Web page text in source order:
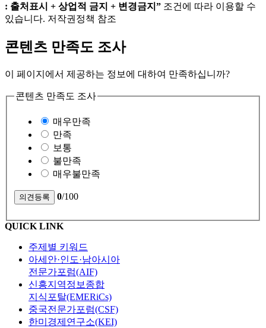
: 출처표시 + 상업적 금지 + 변경금지” 조건에 따라 이용할 수
있습니다. 저작권정책 참조
콘텐츠 만족도 조사
이 페이지에서 제공하는 정보에 대하여 만족하십니까?
콘텐츠 만족도 조사
매우만족
만족
보통
불만족
매우불만족
0/100
QUICK LINK
주제별 키워드
아세안·인도·남아시아
전문가포럼(AIF)
신흥지역정보종합
지식포탈(EMERiCs)
중국전문가포럼(CSF)
한미경제연구소(KEI)